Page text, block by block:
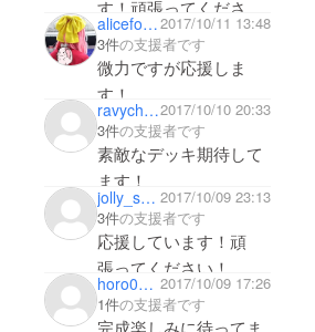
す！頑張ってくださ
い！
alicefox762017/10/11 13:48
3件の支援者です
微力ですが応援しま
す！
ravychan2017/10/10 20:33
3件の支援者です
素敵なデッキ期待して
ます！
jolly_short 2017/10/09 23:13
3件の支援者です
応援しています！頑
張ってください！
horo0301 2017/10/09 17:26
1件の支援者です
完成楽しみに待ってま